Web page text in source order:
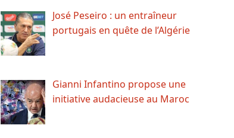
José Peseiro : un entraîneur
portugais en quête de l’Algérie
Gianni Infantino propose une
initiative audacieuse au Maroc